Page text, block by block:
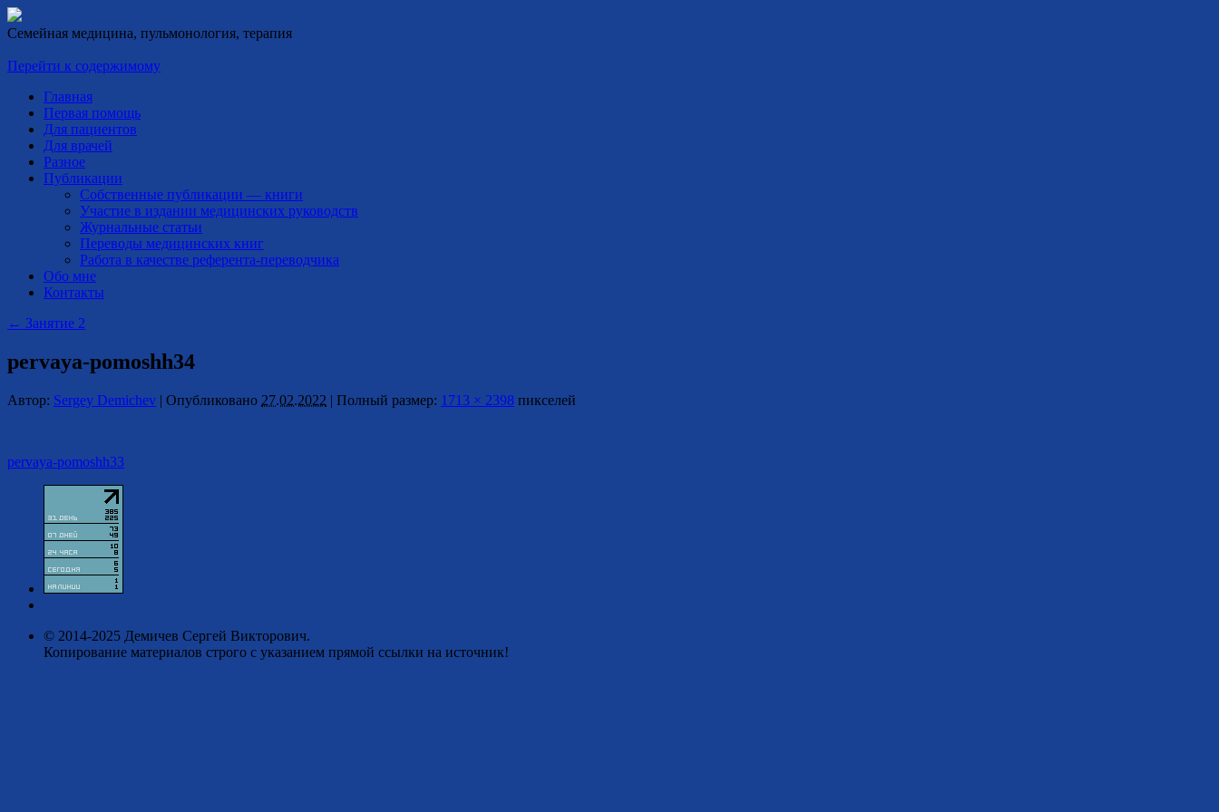
Семейная медицина, пульмонология, терапия
Перейти к содержимому
Главная
Первая помощь
Для пациентов
Для врачей
Разное
Публикации
Собственные публикации — книги
Участие в издании медицинских руководств
Журнальные статьи
Переводы медицинских книг
Работа в качестве референта-переводчика
Обо мне
Контакты
← Занятие 2
pervaya-pomoshh34
Автор: Sergey Demichev | Опубликовано 27.02.2022 | Полный размер: 1713 × 2398 пикселей
pervaya-pomoshh33
© 2014-2025 Демичев Сергей Викторович.
Копирование материалов строго с указанием прямой ссылки на источник!